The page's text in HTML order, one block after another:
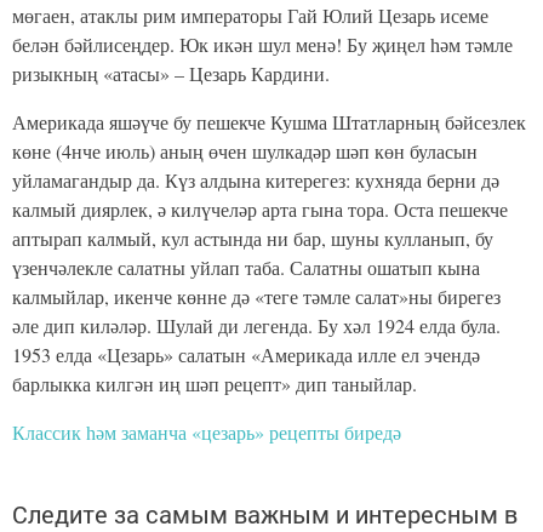
мөгаен, атаклы рим императоры Гай Юлий Цезарь исеме
белән бәйлисеңдер. Юк икән шул менә! Бу җиңел һәм тәмле
ризыкның «атасы» – Цезарь Кардини.
Америкада яшәүче бу пешекче Кушма Штатларның бәйсезлек
көне (4нче июль) аның өчен шулкадәр шәп көн буласын
уйламагандыр да. Күз алдына китерегез: кухняда берни дә
калмый диярлек, ә килүчеләр арта гына тора. Оста пешекче
аптырап калмый, кул астында ни бар, шуны кулланып, бу
үзенчәлекле салатны уйлап таба. Салатны ошатып кына
калмыйлар, икенче көнне дә «теге тәмле салат»ны бирегез
әле дип киләләр. Шулай ди легенда. Бу хәл 1924 елда була.
1953 елда «Цезарь» салатын «Америкада илле ел эчендә
барлыкка килгән иң шәп рецепт» дип таныйлар.
Классик һәм заманча «цезарь» рецепты биредә
Следите за самым важным и интересным в